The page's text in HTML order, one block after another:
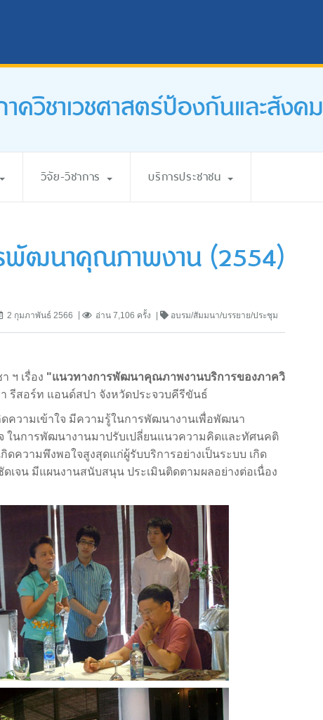
าควิชาเวชศาสตร์ป้องกันและสังคม
วิจัย-วิชาการ บริการประชาชน
พัฒนาคุณภาพงาน (2554)
2 กุมภาพันธ์ 2566 อ่าน 7,106 ครั้ง อบรม/สัมมนา/บรรยาย/ประชุม
ฯ เรื่อง "แนวทางการพัฒนาคุณภาพงานบริการของภาควิ
รีสอร์ท แอนด์สปา จังหวัดประจวบคีรีขันธ์
ความเข้าใจ มีความรู้ในการพัฒนางานเพื่อพัฒนา
ในการพัฒนางานมาปรับเปลี่ยนแนวความคิดและทัศนคติ
ความพึงพอใจสูงสุดแก่ผู้รับบริการอย่างเป็นระบบ เกิด
จน มีแผนงานสนับสนุน ประเมินติดตามผลอย่างต่อเนื่อง